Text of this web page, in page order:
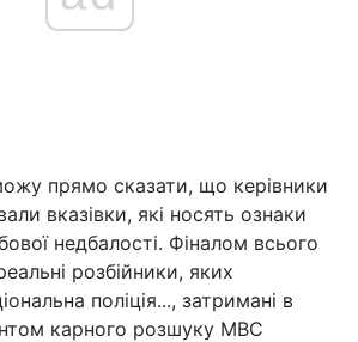
прямо сказати, що керівники
вказівки, які носять ознаки
недбалості. Фіналом всього
розбійники, яких
поліція..., затримані в
карного розшуку МВС